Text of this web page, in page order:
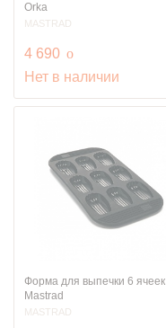
Orka
MASTRAD
4 690 руб.
o
Нет в наличии
Форма для выпечки 6 ячеек
Mastrad
MASTRAD